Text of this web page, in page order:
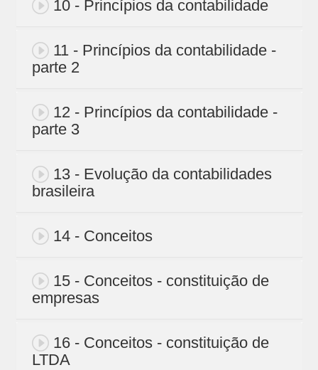
10 - Princípios da contabilidade
11 - Princípios da contabilidade -
parte 2
12 - Princípios da contabilidade -
parte 3
13 - Evolução da contabilidades
brasileira
14 - Conceitos
15 - Conceitos - constituição de
empresas
16 - Conceitos - constituição de
LTDA